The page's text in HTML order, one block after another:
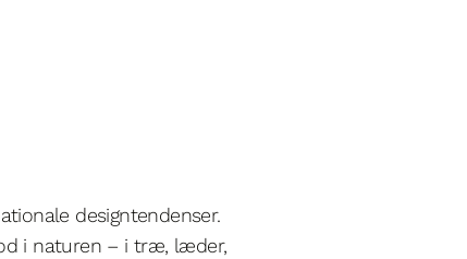
designtendenser.
i naturen – i træ, læder,